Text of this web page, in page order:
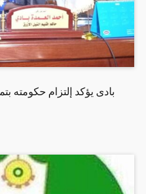
بادى يؤكد إلتزام حكومته